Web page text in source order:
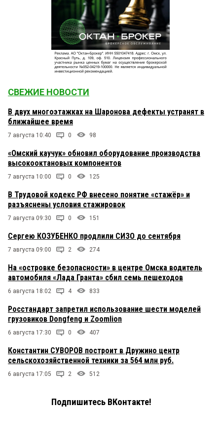
СВЕЖИЕ НОВОСТИ
В двух многоэтажках на Шаронова дефекты устранят в
ближайшее время
7 августа 10:40 0 98
«Омский каучук» обновил оборудование производства
высокооктановых компонентов
7 августа 10:00 0 125
В Трудовой кодекс РФ внесено понятие «стажёр» и
разъяснены условия стажировок
7 августа 09:30 0 151
Сергею КОЗУБЕНКО продлили СИЗО до сентября
7 августа 09:00 2 274
На «островке безопасности» в центре Омска водитель
автомобиля «Лада Гранта» сбил семь пешеходов
6 августа 18:02 4 833
Росстандарт запретил использование шести моделей
грузовиков Dongfeng и Zoomlion
6 августа 17:30 0 407
Константин СУВОРОВ построит в Дружино центр
сельскохозяйственной техники за 564 млн руб.
6 августа 17:05 2 512
Подпишитесь ВКонтакте!